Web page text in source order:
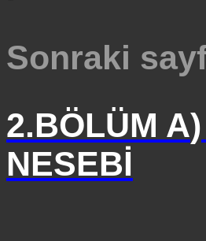
Sonraki
2.BÖLÜM A)
NESEBİ